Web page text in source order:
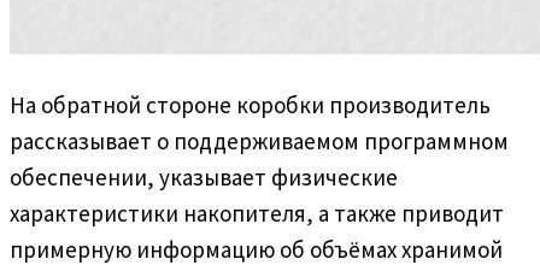
На обратной стороне коробки производитель
рассказывает о поддерживаемом программном
обеспечении, указывает физические
характеристики накопителя, а также приводит
примерную информацию об объёмах хранимой